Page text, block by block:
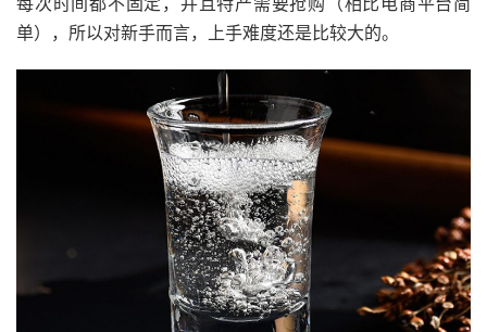
单），所以对新手而言，上手难度还是比较大的。